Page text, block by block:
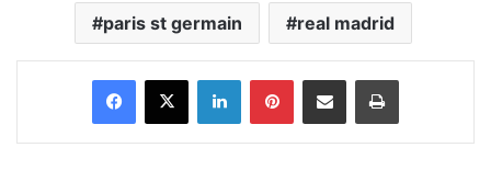
paris st germain real madrid
Facebook
X LinkedInPinterestShare via Email Print